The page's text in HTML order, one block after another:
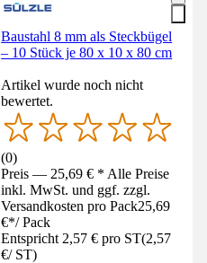
Baustahl 8 mm als Steckbügel
– 10 Stück je 80 x 10 x 80 cm
Artikel wurde noch nicht
bewertet.
(0)
Preis — 25,69 € * Alle Preise
inkl. MwSt. und ggf. zzgl.
Versandkosten pro Pack25,69
€*/ Pack
Entspricht 2,57 € pro ST(2,57
€/ ST)